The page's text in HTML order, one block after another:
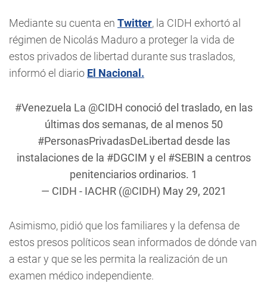
Mediante su cuenta en Twitter, la CIDH exhortó al
régimen de Nicolás Maduro a proteger la vida de
estos privados de libertad durante sus traslados,
informó el diario El Nacional.
#Venezuela La @CIDH conoció del traslado, en las
últimas dos semanas, de al menos 50
#PersonasPrivadasDeLibertad desde las
instalaciones de la #DGCIM y el #SEBIN a centros
penitenciarios ordinarios. 1
— CIDH - IACHR (@CIDH) May 29, 2021
Asimismo, pidió que los familiares y la defensa de
estos presos políticos sean informados de dónde van
a estar y que se les permita la realización de un
examen médico independiente.